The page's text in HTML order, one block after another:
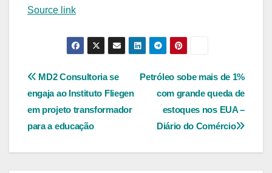
Source link
Navegação
de
Post
Petróleo sobe mais de 1%
com grande queda de
estoques nos EUA –
Diário do Comércio
MD2 Consultoria se
engaja ao Instituto Fliegen
em projeto transformador
para a educação